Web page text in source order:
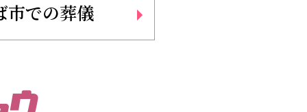
市での葬儀